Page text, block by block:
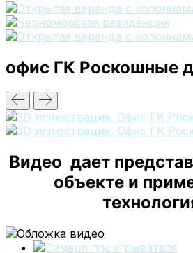
офис ГК Роскошные
Видео дает
объекте и